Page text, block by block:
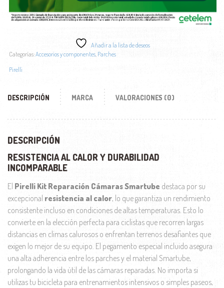
Añadir a la lista de deseos
Categorías:Accesorios y componentes,Parches
Pirelli
DESCRIPCIÓN MARCA VALORACIONES (0)
DESCRIPCIÓN
RESISTENCIA AL CALOR Y DURABILIDAD
INCOMPARABLE
El Pirelli Kit Reparación Cámaras Smartube destaca por su
excepcional resistencia al calor, lo que garantiza un rendimiento
consistente incluso en condiciones de altas temperaturas. Esto lo
convierte en la elección perfecta para ciclistas que recorren largas
distancias en climas calurosos o enfrentan terrenos desafiantes que
exigen lo mejor de su equipo. El pegamento especial incluido asegura
una alta adherencia entre los parches y el material Smartube,
prolongando la vida útil de las cámaras reparadas. No importa si
utilizas tu bicicleta para entrenamientos intensivos o simples paseos,